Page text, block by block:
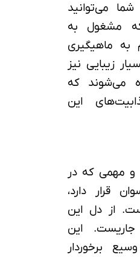
می‌توانید
که مشغول به
به ماهیگیری
زیبایی نیز
می‌شوند که
این
و مهمی که در
قرار دارد،
از دل این
جاریست. این
برخوردار